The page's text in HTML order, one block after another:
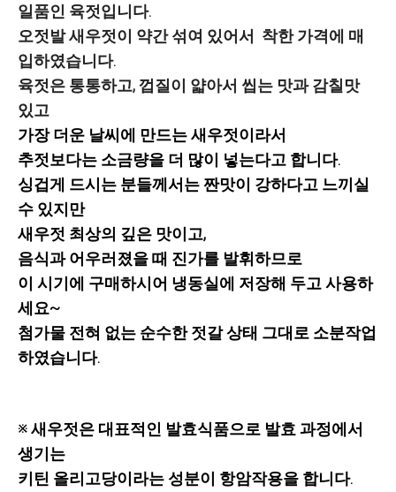
일품인 육젓입니다.
오젓발 새우젓이 약간 섞여 있어서 착한 가격에 매
입하였습니다.
육젓은 통통하고, 껍질이 얇아서 씹는 맛과 감칠맛
있고
가장 더운 날씨에 만드는 새우젓이라서
추젓보다는 소금량을 더 많이 넣는다고 합니다.
싱겁게 드시는 분들께서는 짠맛이 강하다고 느끼실
수 있지만
새우젓 최상의 깊은 맛이고,
음식과 어우러졌을 때 진가를 발휘하므로
이 시기에 구매하시어 냉동실에 저장해 두고 사용하
세요~
첨가물 전혀 없는 순수한 젓갈 상태 그대로 소분작업
하였습니다.
※ 새우젓은 대표적인 발효식품으로 발효 과정에서
생기는
키틴 올리고당이라는 성분이 항암작용을 합니다.